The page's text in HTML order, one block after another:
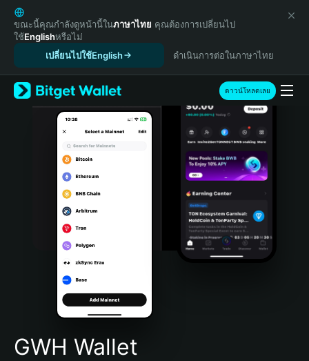
English
日本語
Tiếng Việt
Español (Latinoamérica)
Türkçe
Italiano
Português (Portugal)
Bahasa Indonesia
Português (Brasil)
Español (Argentina)
ขณะนี้คุณกำลังดูหน้านี้ในภาษาไทย คุณต้องการเปลี่ยนไป
ใช้Englishหรือไม่
เปลี่ยนไปใช้English
ดำเนินการต่อในภาษาไทย
ดาวน์โหลดเลย
GWH Wallet